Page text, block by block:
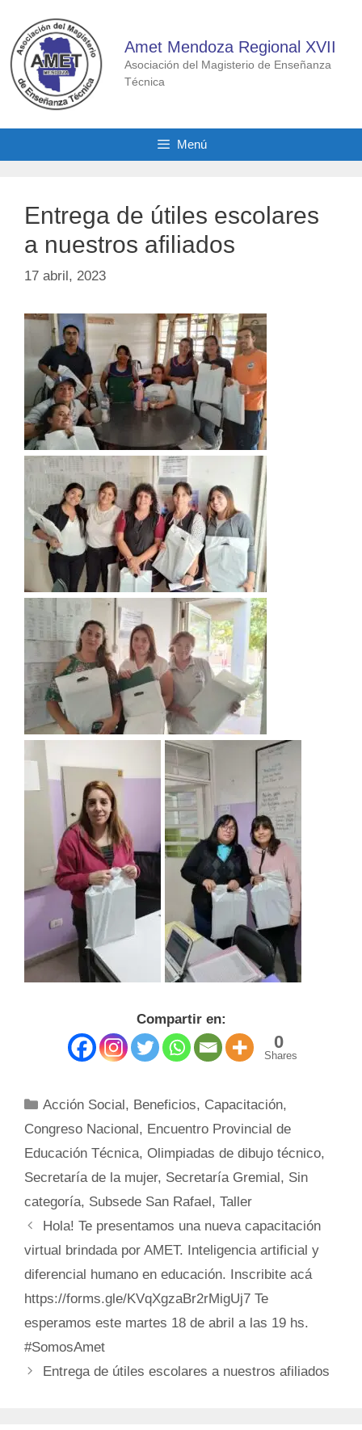
contenido
Amet Mendoza Regional XVII
Asociación del Magisterio de Enseñanza
Técnica
Menú
Entrega de útiles escolares
a nuestros afiliados
17 abril, 2023
Compartir en:
0
Shares
Categorías
Acción Social, Beneficios, Capacitación,
Congreso Nacional, Encuentro Provincial de
Educación Técnica, Olimpiadas de dibujo técnico,
Secretaría de la mujer, Secretaría Gremial, Sin
categoría, Subsede San Rafael, Taller
Hola! Te presentamos una nueva capacitación
virtual brindada por AMET. Inteligencia artificial y
diferencial humano en educación. Inscribite acá
https://forms.gle/KVqXgzaBr2rMigUj7 Te
esperamos este martes 18 de abril a las 19 hs.
#SomosAmet
Entrega de útiles escolares a nuestros afiliados